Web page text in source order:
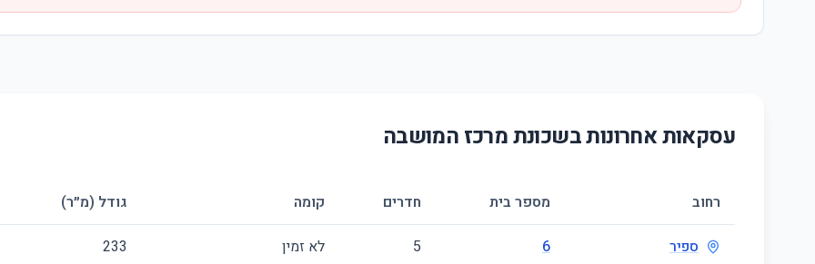
עסקאות אחרונות בשכונתמרכז המושבה
רחוב מספר בית חדרים קומה גודל (מ״ר)
ספיר 6
5 לא זמין 233